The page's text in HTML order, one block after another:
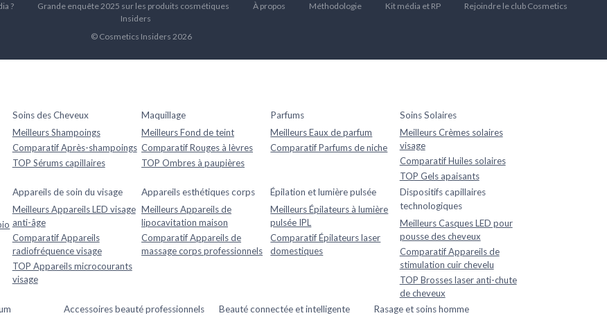
? Grande enquête 2025 sur les produits cosmétiques À propos Méthodologie Kit média et RP
Rejoindre le club Cosmetics
Insiders
© Cosmetics Insiders 2026
Soins des Cheveux
Meilleurs Shampoings
Comparatif Après-shampoings
TOP Sérums capillaires
Maquillage
Meilleurs Fond de teint
Comparatif Rouges à lèvres
TOP Ombres à paupières
Parfums
Meilleurs Eaux de parfum
Comparatif Parfums de niche
Soins Solaires
Meilleurs Crèmes solaires
visage
Comparatif Huiles solaires
TOP Gels apaisants
Appareils de soin du visage
Meilleurs Appareils LED visage
anti-âge
Comparatif Appareils
radiofréquence visage
TOP Appareils microcourants
visage
Appareils esthétiques corps
Meilleurs Appareils de
lipocavitation maison
Comparatif Appareils de
massage corps professionnels
Épilation et lumière pulsée
Meilleurs Épilateurs à lumière
pulsée IPL
Comparatif Épilateurs laser
domestiques
Dispositifs capillaires
technologiques
Meilleurs Casques LED pour
pousse des cheveux
Comparatif Appareils de
stimulation cuir chevelu
TOP Brosses laser anti-chute
de cheveux
Accessoires beauté professionnels Beauté connectée et intelligente Rasage et soins homme